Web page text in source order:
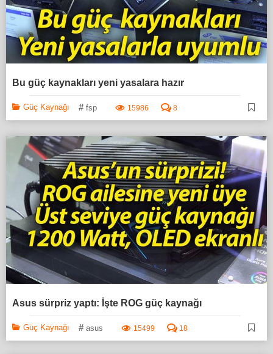
Bu güç kaynakları yeni yasalara hazır
Güç Kaynağı # fsp 15986 8
Asus sürpriz yaptı: İşte ROG güç kaynağı
Güç Kaynağı # asus 15499 18